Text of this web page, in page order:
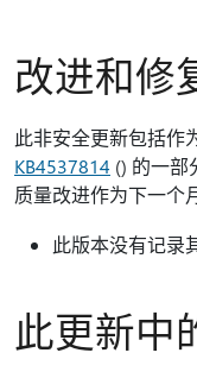
改进和修
此非安全更新包括作
KB4537814 () 的一部
质量改进作为下一个
此版本没有记录
此更新中